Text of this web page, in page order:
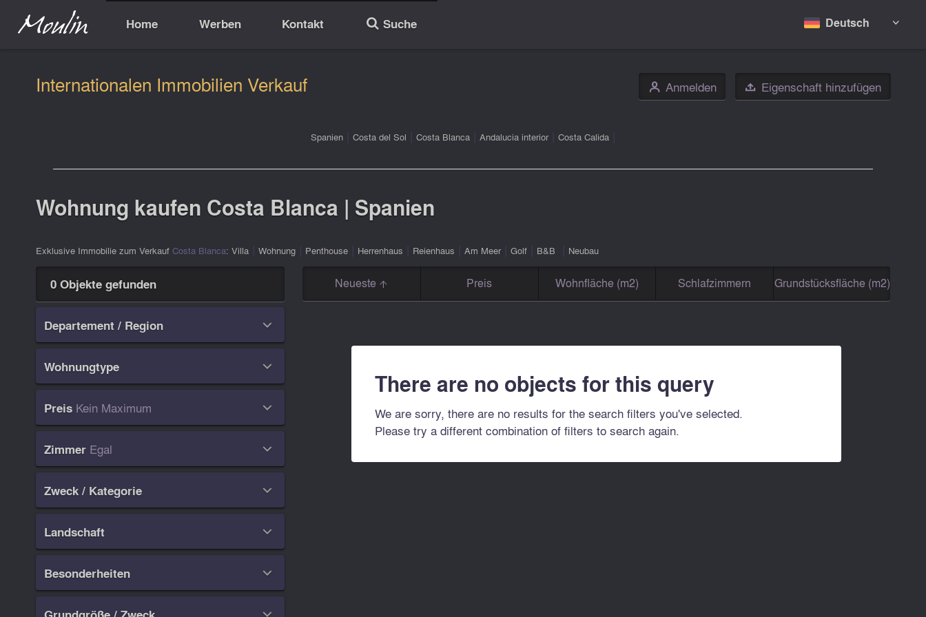
Home Werben Kontakt 🔎 Suche Deutsch 
Internationalen Immobilien Verkauf 👤 Anmelden  Eigenschaft hinzufügen
Spanien | Costa del Sol | Costa Blanca | Andalucia interior | Costa Calida |
Wohnung kaufen Costa Blanca | Spanien
Exklusive Immobilie zum Verkauf Costa Blanca: Villa| Wohnung| Penthouse| Herrenhaus | Reienhaus | Am Meer| Golf| B&B | Neubau
0 Objekte gefunden
Departement / Region 
Wohnungtype 
Preis Kein Maximum 
Zimmer Egal 
Zweck / Kategorie 
Landschaft 
Besonderheiten 
Neueste Preis Wohnfläche (m2) Schlafzimmern Grundstücksfläche (m2)
There are no objects for this query
We are sorry, there are no results for the search filters you've selected.
Please try a different combination of filters to search again.